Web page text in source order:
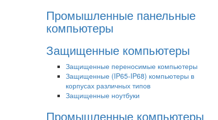
Промышленные панельные
компьютеры
Защищенные компьютеры
Защищенные переносимые компьютеры
Защищенные (IP65-IP68) компьютеры в
корпусах различных типов
Защищенные ноутбуки
Промышленные компьютеры